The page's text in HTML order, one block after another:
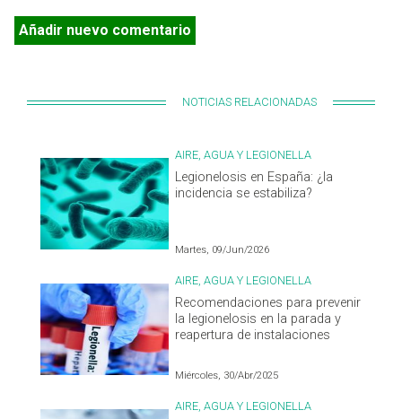
Añadir nuevo comentario
NOTICIAS RELACIONADAS
AIRE, AGUA Y LEGIONELLA
Legionelosis en España: ¿la
incidencia se estabiliza?
Martes, 09/Jun/2026
AIRE, AGUA Y LEGIONELLA
Recomendaciones para prevenir
la legionelosis en la parada y
reapertura de instalaciones
Miércoles, 30/Abr/2025
AIRE, AGUA Y LEGIONELLA